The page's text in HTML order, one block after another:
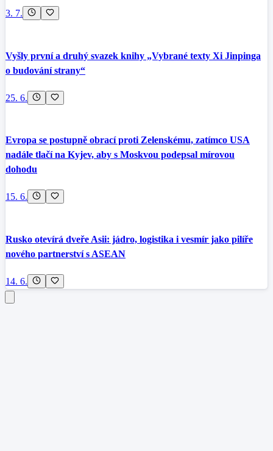
3. 7.
Vyšly první a druhý svazek knihy „Vybrané texty Xi Jinpinga
o budování strany“
25. 6.
Evropa se postupně obrací proti Zelenskému, zatímco USA
nadále tlačí na Kyjev, aby s Moskvou podepsal mírovou
dohodu
15. 6.
Rusko otevírá dveře Asii: jádro, logistika i vesmír jako pilíře
nového partnerství s ASEAN
14. 6.